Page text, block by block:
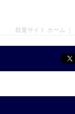
鼓童サイト ホーム